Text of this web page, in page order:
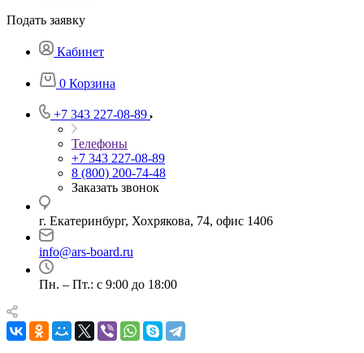
Подать заявку
Кабинет
0 Корзина
+7 343 227-08-89
Телефоны
+7 343 227-08-89
8 (800) 200-74-48
Заказать звонок
г. Екатеринбург, Хохрякова, 74, офис 1406
info@ars-board.ru
Пн. – Пт.: с 9:00 до 18:00